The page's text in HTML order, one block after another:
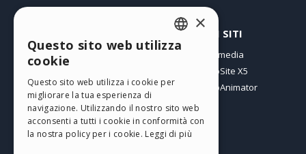
I miei post
I miei Download
Spazio Web
I miei Crediti
ALTRI SITI
Incomedia
WebSite X5
WebAnimator
ENGLISH
SPANISH
PORTUGUESE
×
Questo sito web utilizza
cookie
Questo sito web utilizza i cookie per
migliorare la tua esperienza di
navigazione. Utilizzando il nostro sito web
acconsenti a tutti i cookie in conformità con
la nostra policy per i cookie. Leggi di più